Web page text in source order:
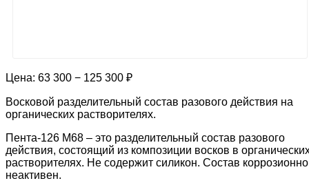
Цена: 63 300 − 125 300 ₽
Восковой разделительный состав разового действия на
органических растворителях.
Пента-126 М68 – это разделительный состав разового
действия, состоящий из композиции восков в
растворителях. Не содержит силикон. Состав коррозионно
неактивен.